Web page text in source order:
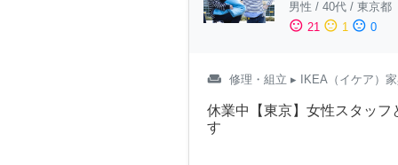
男性 / 40代 / 東京都
sentiment_satisfied 21 sentiment_neutral 1 sentiment_dissatisfied 0
weekend 修理・組立 ▸ IKEA（イケア）
休業中【東京】女性スタッ
す